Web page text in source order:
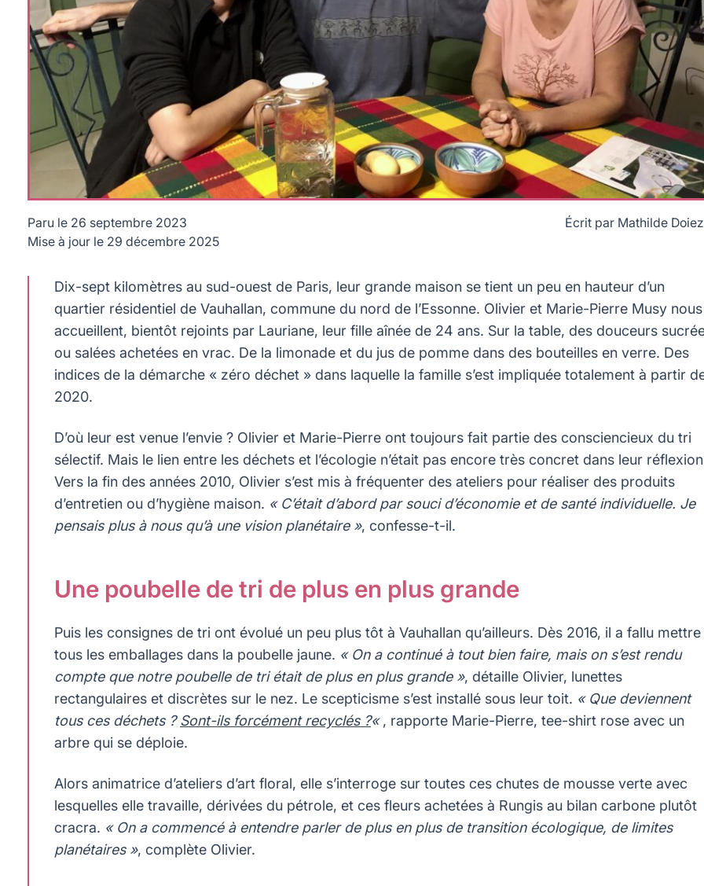
Paru le 26 septembre 2023
Mise à jour le 29 décembre 2025
Écrit par Mathilde
Dix-sept kilomètres au sud-ouest de Paris, leur grande maison se tient un peu en hauteur d’un
quartier résidentiel de Vauhallan, commune du nord de l’Essonne. Olivier et Marie-Pierre Musy nous
accueillent, bientôt rejoints par Lauriane, leur fille aînée de 24 ans. Sur la table, des douceurs
ou salées achetées en vrac. De la limonade et du jus de pomme dans des bouteilles en verre. Des
indices de la démarche « zéro déchet » dans laquelle la famille s’est impliquée totalement à partir
2020.
D’où leur est venue l’envie ? Olivier et Marie-Pierre ont toujours fait partie des consciencieux du tri
sélectif. Mais le lien entre les déchets et l’écologie n’était pas encore très concret dans leur
Vers la fin des années 2010, Olivier s’est mis à fréquenter des ateliers pour réaliser des produits
d’entretien ou d’hygiène maison. « C’était d’abord par souci d’économie et de santé individuelle. Je
pensais plus à nous qu’à une vision planétaire », confesse-t-il.
Une poubelle de tri de plus en plus grande
Puis les consignes de tri ont évolué un peu plus tôt à Vauhallan qu’ailleurs. Dès 2016, il a fallu mettre
tous les emballages dans la poubelle jaune. « On a continué à tout bien faire, mais on s’est rendu
compte que notre poubelle de tri était de plus en plus grande », détaille Olivier, lunettes
rectangulaires et discrètes sur le nez. Le scepticisme s’est installé sous leur toit. « Que deviennent
tous ces déchets ?Sont-ils forcément recyclés ?«, rapporte Marie-Pierre, tee-shirt rose avec un
arbre qui se déploie.
Alors animatrice d’ateliers d’art floral, elle s’interroge sur toutes ces chutes de mousse verte avec
lesquelles elle travaille, dérivées du pétrole, et ces fleurs achetées à Rungis au bilan carbone plutôt
cracra. « On a commencé à entendre parler de plus en plus de transition écologique, de limites
planétaires », complète Olivier.